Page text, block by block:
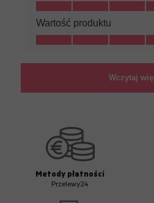
Metody płatności
Przelewy24